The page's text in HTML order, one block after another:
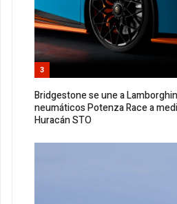
3
Bridgestone se une a
neumáticos Potenza Race a
Huracán STO